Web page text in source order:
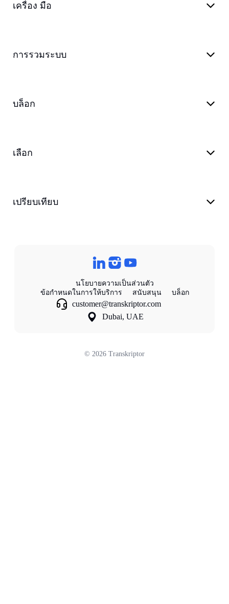
เครื่อง มือ
การรวมระบบ
บล็อก
เลือก
เปรียบเทียบ
นโยบายความเป็นส่วนตัว
ข้อกําหนดในการให้บริการ
สนับสนุน บล็อก
customer@transkriptor.com
Dubai, UAE
© 2026 Transkriptor